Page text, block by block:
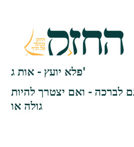
פלא יועץ - אות ג'
לברכה - ואם יצטרך להיות
גולה או